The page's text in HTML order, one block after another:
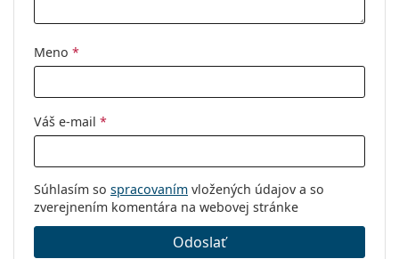
Meno *
Váš e-mail *
Súhlasím so spracovaním vložených údajov a so
zverejnením komentára na webovej stránke
Odoslať